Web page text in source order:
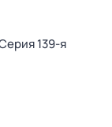
139-я